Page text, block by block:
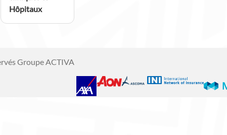
Hôpitaux
Groupe ACTIVA